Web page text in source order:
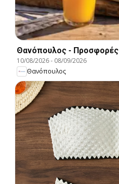
Θανόπουλος - Προσφορές
10/08/2026- 08/09/2026
Θανόπουλος